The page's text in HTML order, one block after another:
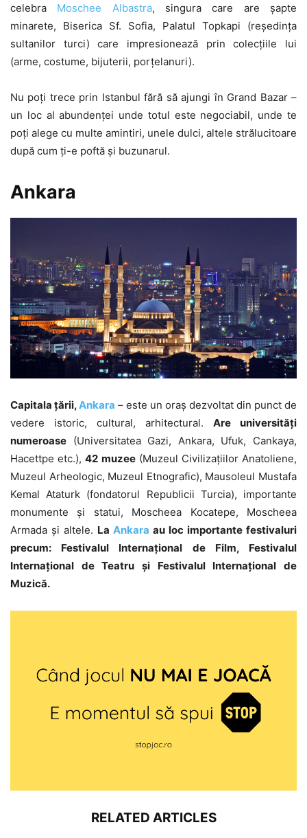
celebra Moschee Albastra, singura care are șapte
minarete, Biserica Sf. Sofia, Palatul Topkapi (reședința
sultanilor turci) care impresionează prin colecțiile lui
(arme, costume, bijuterii, porțelanuri).
Nu poți trece prin Istanbul fără să ajungi în Grand Bazar –
un loc al abundenței unde totul este negociabil, unde te
poți alege cu multe amintiri, unele dulci, altele strălucitoare
după cum ți-e poftă și buzunarul.
Ankara
Capitala țării,Ankara – este un oraș dezvoltat din punct de
vedere istoric, cultural, arhitectural. Are universități
numeroase (Universitatea Gazi, Ankara, Ufuk, Cankaya,
Hacettpe etc.),42 muzee(Muzeul Civilizațiilor Anatoliene,
Muzeul Arheologic, Muzeul Etnografic), Mausoleul Mustafa
Kemal Ataturk (fondatorul Republicii Turcia), importante
monumente și statui, Moscheea Kocatepe, Moscheea
Armada și altele. La Ankara au loc importante festivaluri
precum: Festivalul Internațional de Film, Festivalul
Internațional de Teatru și Festivalul Internațional de
Muzică.
RELATED ARTICLES